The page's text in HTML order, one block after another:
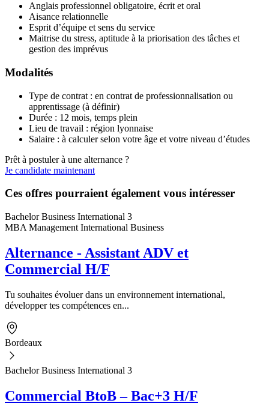
Anglais professionnel obligatoire, écrit et oral
Aisance relationnelle
Esprit d’équipe et sens du service
Maitrise du stress, aptitude à la priorisation des tâches et
gestion des imprévus
Modalités
Type de contrat : en contrat de professionnalisation ou
apprentissage (à définir)
Durée : 12 mois, temps plein
Lieu de travail : région lyonnaise
Salaire : à calculer selon votre âge et votre niveau d’études
Prêt à postuler à une alternance ?
Je candidate maintenant
Ces offres pourraient également vous intéresser
Bachelor Business International 3
MBA Management International Business
Alternance - Assistant ADV et
Commercial H/F
Tu souhaites évoluer dans un environnement international,
développer tes compétences en...
Bordeaux
Bachelor Business International 3
Commercial BtoB – Bac+3 H/F